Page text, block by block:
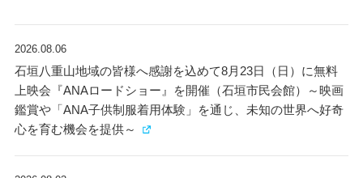
2026.08.06
石垣八重山地域の皆様へ感謝を込めて8月23日（日）に無料
上映会『ANAロードショー』を開催（石垣市民会館）～映画
鑑賞や「ANA子供制服着用体験」を通じ、未知の世界へ好奇
心を育む機会を提供～